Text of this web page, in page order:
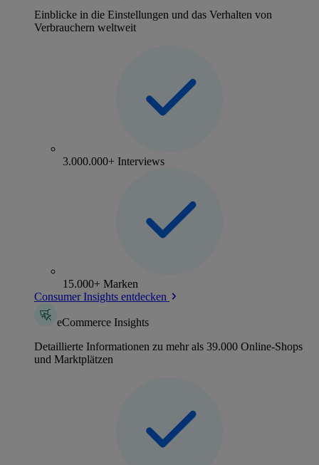
Einblicke in die Einstellungen und das Verhalten von
Verbrauchern weltweit
3.000.000+ Interviews
15.000+ Marken
Consumer Insights entdecken
eCommerce Insights
Detaillierte Informationen zu mehr als 39.000 Online-Shops
und Marktplätzen